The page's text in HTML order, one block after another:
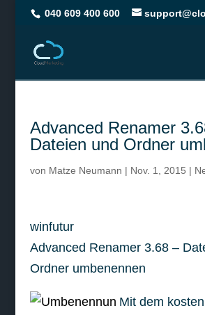
040 609 400 600
Advanced Renamer
Dateien und Ordner
von Matze Neumann | Nov. 1, 2015 |
winfutur
Advanced Renamer 3.68 –
Ordner umbenennen
Mit dem